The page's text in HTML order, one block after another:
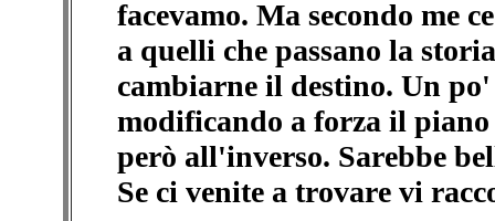
facevamo. Ma secondo me
a quelli che passano la
cambiarne il destino. Un
modificando a forza il
però all'inverso. Sarebbe
Se ci venite a trovare vi